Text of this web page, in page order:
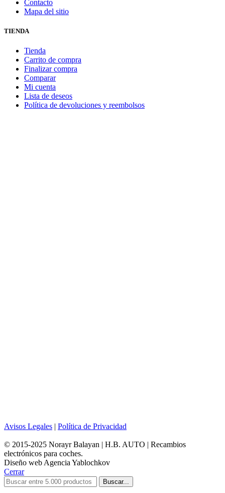
Contacto
Mapa del sitio
TIENDA
Tienda
Carrito de compra
Finalizar compra
Comparar
Mi cuenta
Lista de deseos
Política de devoluciones y reembolsos
Avisos Legales | Política de Privacidad
© 2015-2025 Norayr Balayan | H.B. AUTO | Recambios
electrónicos para coches.
Diseño web Agencia Yablochkov
Cerrar
Buscar...